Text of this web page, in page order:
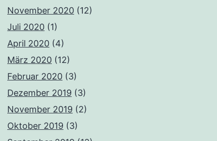
November 2020 (12)
Juli 2020 (1)
April 2020 (4)
März 2020 (12)
Februar 2020 (3)
Dezember 2019 (3)
November 2019 (2)
Oktober 2019 (3)